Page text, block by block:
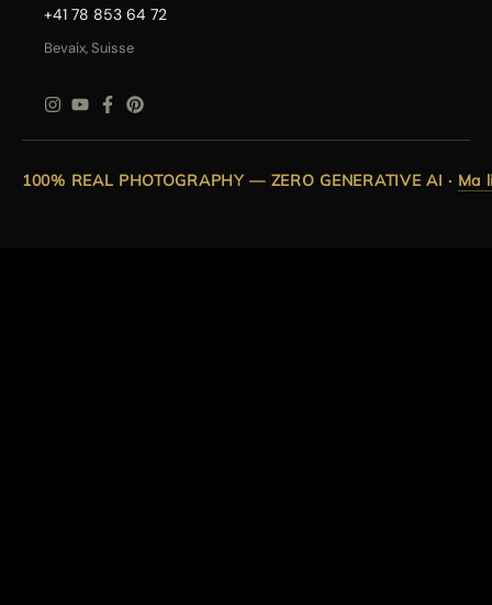
+41 78 853 64 72
Bevaix, Suisse
100% REAL PHOTOGRAPHY — ZERO GENERATIVE AI · Ma